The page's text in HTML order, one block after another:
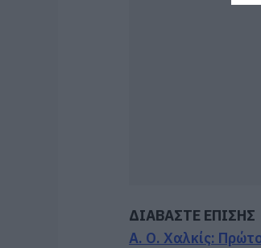
ΔΙΑΒΑΣΤΕ ΕΠΙΣΗΣ
Α. Ο. Χαλκίς: